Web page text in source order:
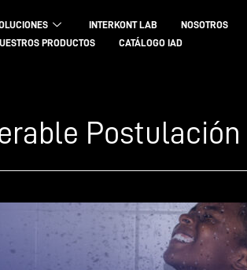
INTERKONT LAB NOSOTROS
PRODUCTOS
CATÁLOGO IAD